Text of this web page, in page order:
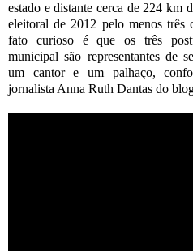
estado e distante cerca de 224 km
eleitoral de 2012 pelo menos três
fato curioso é que os três
municipal são representantes de
um cantor e um palhaço,
jornalista Anna Ruth Dantas do